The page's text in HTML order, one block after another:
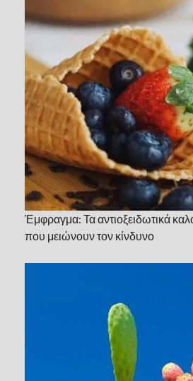
Έμφραγμα: Τα αντιοξειδωτικά
που μειώνουν τον κίνδυνο